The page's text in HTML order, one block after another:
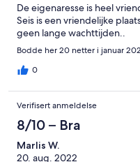
De eigenaresse is heel
Seis is een vriendelijke
geen lange wachttijden..
Bodde her 20 netter i januar
0
Verifisert anmeldelse
8/10 – Bra
Marlis W.
20. aug. 2022